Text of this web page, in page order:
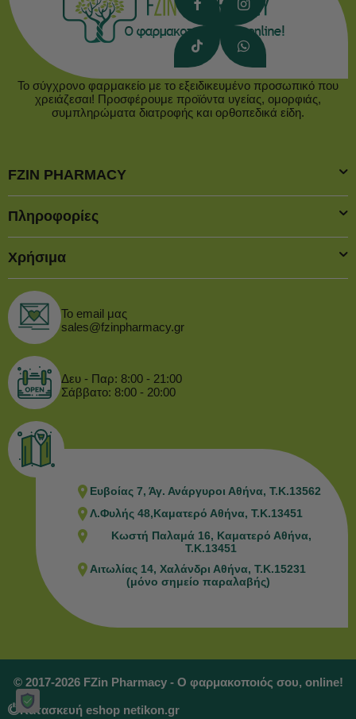
Το σύγχρονο φαρμακείο με το εξειδικευμένο προσωπικό που
χρειάζεσαι! Προσφέρουμε προϊόντα υγείας, ομορφιάς,
συμπληρώματα διατροφής και ορθοπεδικά είδη.
FZIN PHARMACY
Πληροφορίες
Χρήσιμα
Το email μας
sales@fzinpharmacy.gr
Δευ - Παρ: 8:00 - 21:00
Σάββατο: 8:00 - 20:00
Ευβοίας 7, Άγ. Ανάργυροι Αθήνα, Τ.Κ.13562
Λ.Φυλής 48,Καματερό Αθήνα, Τ.Κ.13451
Κωστή Παλαμά 16, Καματερό Αθήνα,
Τ.Κ.13451
Αιτωλίας 14, Χαλάνδρι Αθήνα, Τ.Κ.15231
(μόνο σημείο παραλαβής)
© 2017-2026 FZin Pharmacy - Ο φαρμακοποιός σου, online!
Κατασκευή eshop netikon.gr